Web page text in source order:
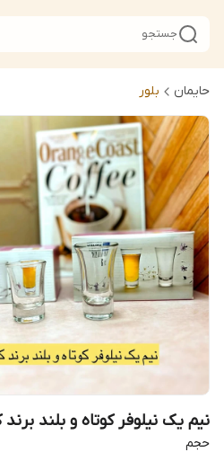
جستجو
حایمان بلور
نیم یک نیلوفر کوتاه و بلند برند
حجم